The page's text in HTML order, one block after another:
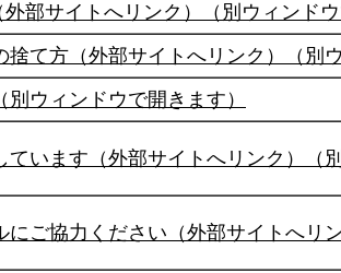
部サイトへリンク）（別ウィンドウ
て方（外部サイトへリンク）（別
ウィンドウで開きます）
います（外部サイトへリンク）（
ご協力ください（外部サイトへリ